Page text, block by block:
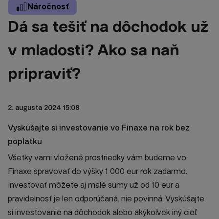
Náročnosť
Dá sa tešiť na dôchodok už
v mladosti? Ako sa naň
pripraviť?
2. augusta 2024 15:08
Vyskúšajte si investovanie vo Finaxe na rok bez
poplatku
Všetky vami vložené prostriedky vám budeme vo
Finaxe spravovať do výšky 1 000 eur rok zadarmo.
Investovať môžete aj malé sumy už od 10 eur a
pravidelnosť je len odporúčaná, nie povinná. Vyskúšajte
si investovanie na dôchodok alebo akýkoľvek iný cieľ.